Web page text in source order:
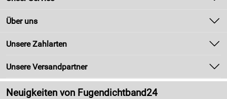
Kontakt
Zahlung und Versand
Kundenlogin
Über uns
Unsere Bestseller
Neu
Made in Germany
Unsere Zahlarten
Unsere Versandpartner
Neuigkeiten von Fugendichtband24